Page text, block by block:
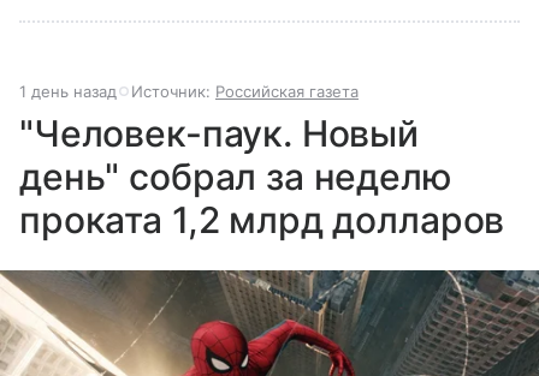
1 день назад Источник: Российская газета
"Человек-паук. Новый
день" собрал за неделю
проката 1,2 млрд долларов